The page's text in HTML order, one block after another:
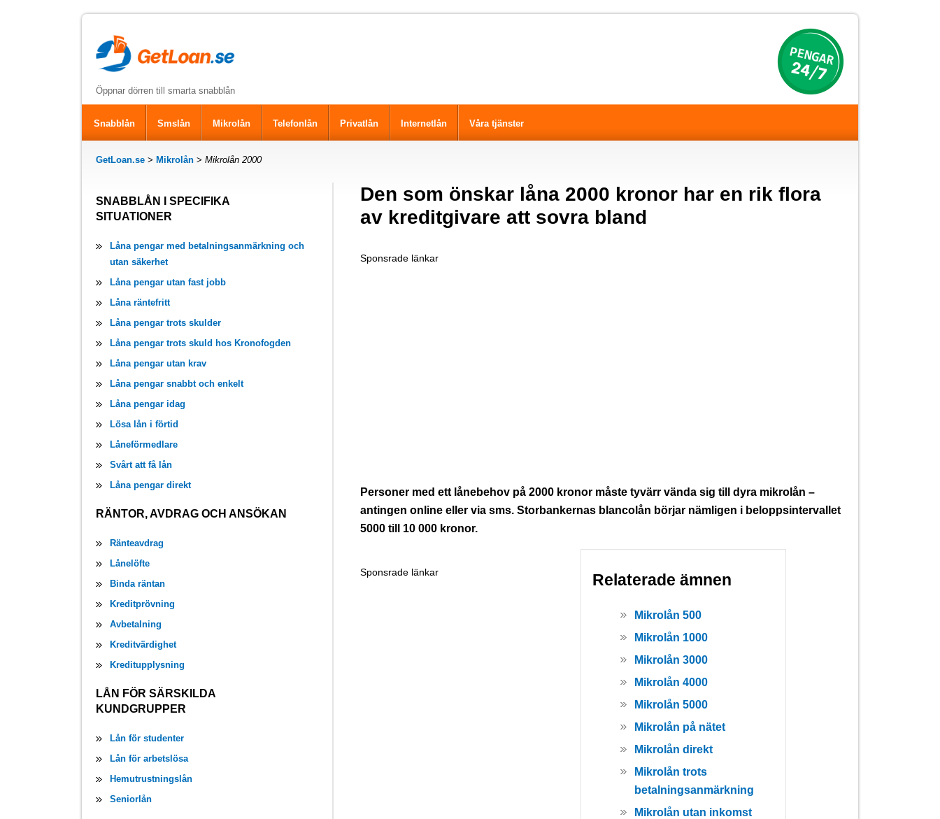
Öppnar dörren till smarta snabblån
Snabblån Smslån Mikrolån Telefonlån Privatlån Internetlån Våra tjänster
GetLoan.se > Mikrolån > Mikrolån 2000
Den som önskar låna 2000 kronor har en rik flora
av kreditgivare att sovra bland
Sponsrade länkar
Personer med ett lånebehov på 2000 kronor måste tyvärr vända sig till dyra mikrolån –
antingen online eller via sms. Storbankernas blancolån börjar nämligen i beloppsintervallet
5000 till 10 000 kronor.
Sponsrade länkar Relaterade ämnen
Mikrolån 500
Mikrolån 1000
Mikrolån 3000
Mikrolån 4000
Mikrolån 5000
Mikrolån på nätet
Mikrolån direkt
Mikrolån trots
betalningsanmärkning
Mikrolån utan inkomst
SNABBLÅN I SPECIFIKA
SITUATIONER
Låna pengar med betalningsanmärkning och
utan säkerhet
Låna pengar utan fast jobb
Låna räntefritt
Låna pengar trots skulder
Låna pengar trots skuld hos Kronofogden
Låna pengar utan krav
Låna pengar snabbt och enkelt
Låna pengar idag
Lösa lån i förtid
Låneförmedlare
Svårt att få lån
Låna pengar direkt
RÄNTOR, AVDRAG OCH ANSÖKAN
Ränteavdrag
Lånelöfte
Binda räntan
Kreditprövning
Avbetalning
Kreditvärdighet
Kreditupplysning
LÅN FÖR SÄRSKILDA
KUNDGRUPPER
Lån för studenter
Lån för arbetslösa
Hemutrustningslån
Seniorlån